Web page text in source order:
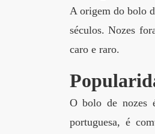
A origem do bolo
séculos. Nozes
caro e raro.
O bolo de nozes
portuguesa, é